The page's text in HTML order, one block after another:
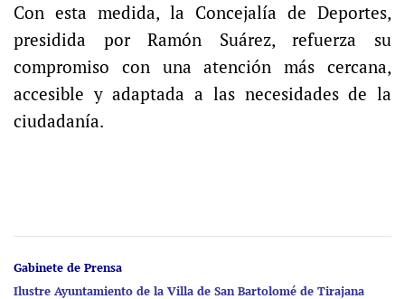
Con esta medida, la Concejalía de Deportes,
presidida por Ramón Suárez, refuerza su
compromiso con una atención más cercana,
accesible y adaptada a las necesidades de la
ciudadanía.
Gabinete de Prensa
Ilustre Ayuntamiento de la Villa de San Bartolomé de Tirajana